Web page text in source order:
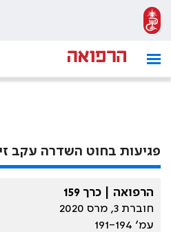
פגיעות בחוט השדרה עקב
הרפואה | כרך 159
חוברת 3, מרס 2020
עמ׳ 191-194